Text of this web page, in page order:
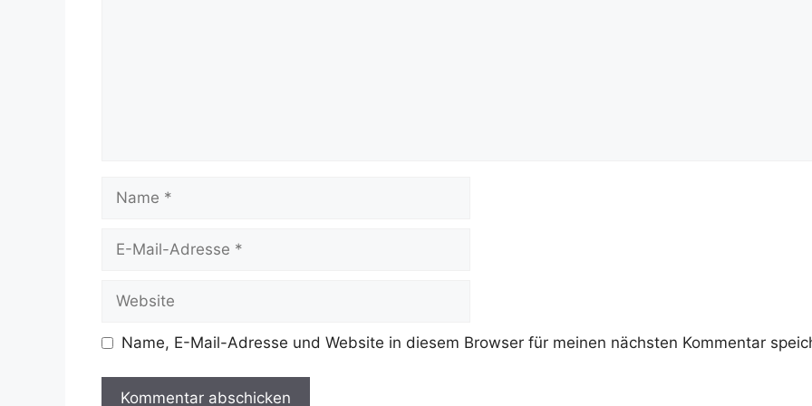
Mail-
Name, E-Mail-Adresse und Website in diesem Browser für meinen nächsten Kommentar